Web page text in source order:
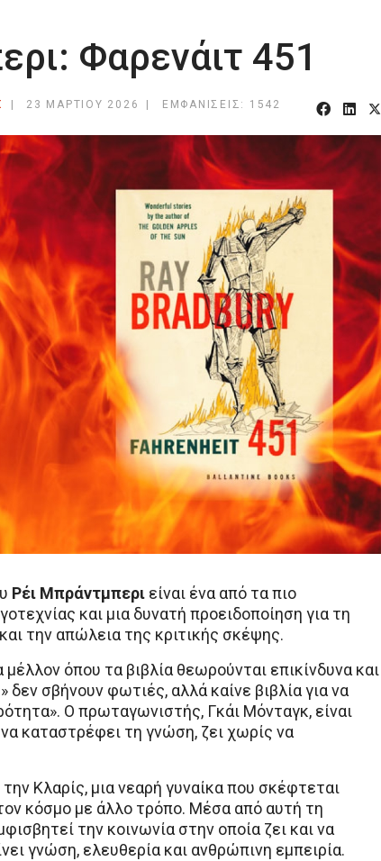
Φαρενάιτ 451
23 ΜΑΡΤΊΟΥ 2026 ΕΜΦΑΝΊΣΕΙΣ: 1542
Ρέι Μπράντμπερι είναι ένα από τα πιο
και μια δυνατή προειδοποίηση για τη
την απώλεια της κριτικής σκέψης.
μέλλον όπου τα βιβλία θεωρούνται επικίνδυνα και
σβήνουν φωτιές, αλλά καίνε βιβλία για να
Ο πρωταγωνιστής, Γκάι Μόνταγκ, είναι
καταστρέφει τη γνώση, ζει χωρίς να
Κλαρίς, μια νεαρή γυναίκα που σκέφτεται
κόσμο με άλλο τρόπο. Μέσα από αυτή τη
την κοινωνία στην οποία ζει και να
γνώση, ελευθερία και ανθρώπινη εμπειρία.